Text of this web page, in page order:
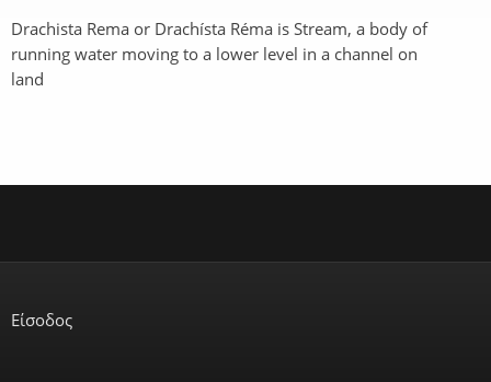
Drachista Rema or Drachísta Réma is Stream, a body of
running water moving to a lower level in a channel on
land
Είσοδος